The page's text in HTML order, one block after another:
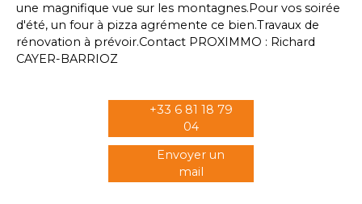
une magnifique vue sur les montagnes.Pour vos soirée
d'été, un four à pizza agrémente ce bien.Travaux de
rénovation à prévoir.Contact PROXIMMO : Richard
CAYER-BARRIOZ
+33 6 81 18 79
04
Envoyer un
mail